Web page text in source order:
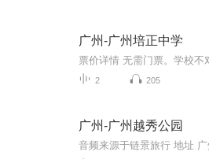
广州-广州培正中学
2 205
广州-广州越秀公园